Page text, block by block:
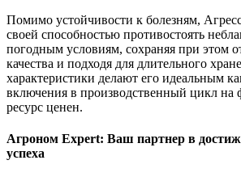
Помимо устойчивости к болезням,
своей способностью противостоять
погодным условиям, сохраняя при этом
качества и подходя для длительного
характеристики делают его идеальным
включения в производственный цикл на
ресурс ценен.
Агроном Expert: Ваш партнер в
успеха